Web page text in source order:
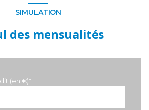
SIMULATION
des mensualités
(en €)*